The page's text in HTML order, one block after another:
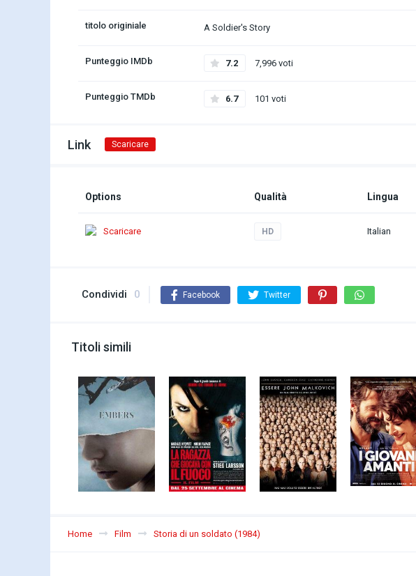
titolo originiale A Soldier's Story
Punteggio IMDb 7.2 7,996 voti
Punteggio TMDb 6.7 101 voti
Link Scaricare
Options Qualità Lingua
Scaricare HD Italian
Condividi 0 Facebook Twitter
Titoli simili
Home Film Storia di un soldato (1984)